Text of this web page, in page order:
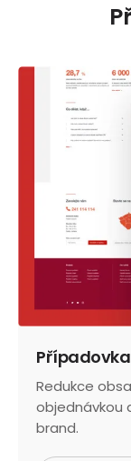
Redukce
objednávkou
brand.